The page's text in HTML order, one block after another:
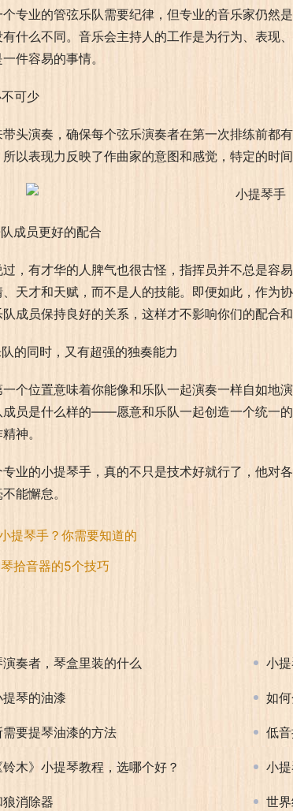
专业的管弦乐队需要纪律，但专业的音乐家仍然
什么不同。音乐会主持人的工作是为行为、表现
件容易的事情。
可少
头演奏，确保每个弦乐演奏者在第一次排练前都
以表现力反映了作曲家的意图和感觉，特定的时间
成员更好的配合
，有才华的人脾气也很古怪，指挥员并不总是容
天才和天赋，而不是人的技能。即便如此，作为
成员保持良好的关系，这样才不影响你们的配合和
的同时，又有超强的独奏能力
个位置意味着你能像和乐队一起演奏一样自如地
成员是什么样的——愿意和乐队一起创造一个统一
神。
业的小提琴手，真的不只是技术好就行了，他对
能懈怠。
提琴手？你需要知道的
拾音器的5个技巧
奏者，琴盒里装的什么 小
琴的油漆 如
要提琴油漆的方法 低
铃木》小提琴教程，选哪个好？ 小
消除器 世